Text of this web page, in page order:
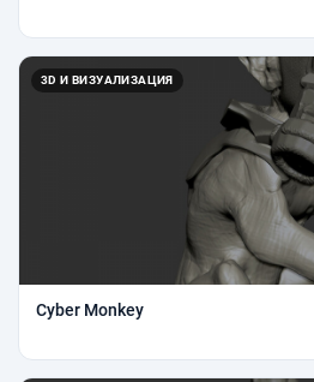
3D И ВИЗУАЛИЗАЦИЯ
Cyber Monkey